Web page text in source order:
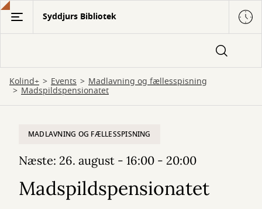
Gå
hovedindhold
Syddjurs Bibliotek
Kolind+ Events Madlavning og fællesspisning
Madspildspensionatet
MADLAVNING OG FÆLLESSPISNING
Næste: 26. august - 16:00 - 20:00
Madspildspensionatet